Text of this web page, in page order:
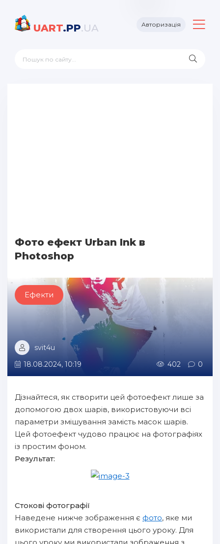
UART.PP.UA Авторизація
Фото ефект Urban Ink в
Photoshop
Ефекти
svit4u
18.08.2024, 10:19
402 0
Дізнайтеся, як створити цей фотоефект лише за
допомогою двох шарів, використовуючи всі
параметри змішування замість масок шарів.
Цей фотоефект чудово працює на фотографіях
із простим фоном.
Результат:
Стокові фотографії
Наведене нижче зображення є фото, яке ми
використали для створення цього уроку. Для